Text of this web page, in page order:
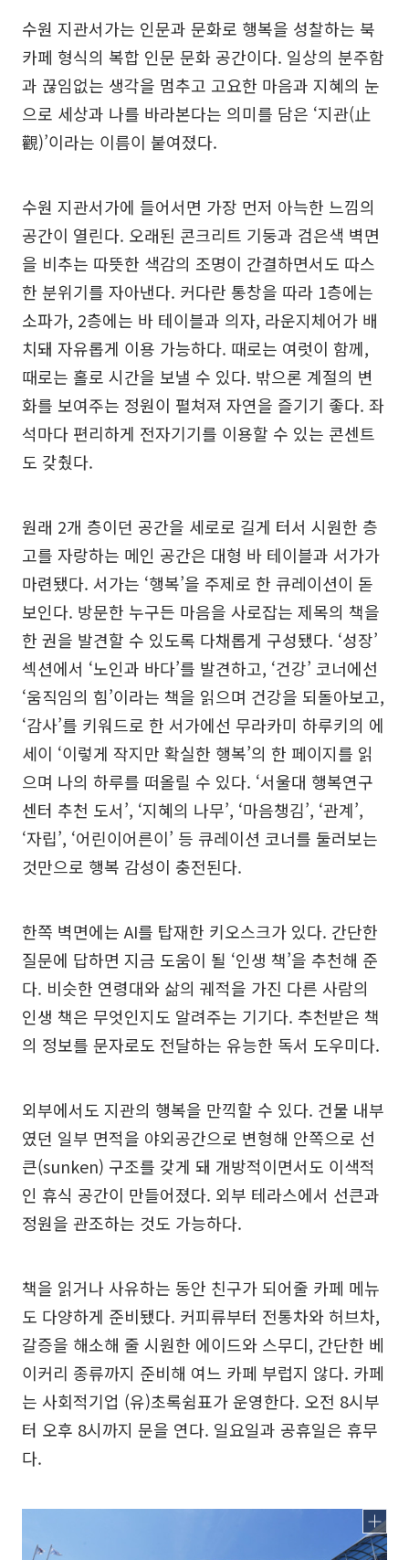
수원 지관서가는 인문과 문화로 행복을 성찰하는 북
카페 형식의 복합 인문 문화 공간이다. 일상의 분주함
과 끊임없는 생각을 멈추고 고요한 마음과 지혜의 눈
으로 세상과 나를 바라본다는 의미를 담은 ‘지관(止
觀)’이라는 이름이 붙여졌다.
수원 지관서가에 들어서면 가장 먼저 아늑한 느낌의
공간이 열린다. 오래된 콘크리트 기둥과 검은색 벽면
을 비추는 따뜻한 색감의 조명이 간결하면서도 따스
한 분위기를 자아낸다. 커다란 통창을 따라 1층에는
소파가, 2층에는 바 테이블과 의자, 라운지체어가 배
치돼 자유롭게 이용 가능하다. 때로는 여럿이 함께,
때로는 홀로 시간을 보낼 수 있다. 밖으론 계절의 변
화를 보여주는 정원이 펼쳐져 자연을 즐기기 좋다. 좌
석마다 편리하게 전자기기를 이용할 수 있는 콘센트
도 갖췄다.
원래 2개 층이던 공간을 세로로 길게 터서 시원한 층
고를 자랑하는 메인 공간은 대형 바 테이블과 서가가
마련됐다. 서가는 ‘행복’을 주제로 한 큐레이션이 돋
보인다. 방문한 누구든 마음을 사로잡는 제목의 책을
한 권을 발견할 수 있도록 다채롭게 구성됐다. ‘성장’
섹션에서 ‘노인과 바다’를 발견하고, ‘건강’ 코너에선
‘움직임의 힘’이라는 책을 읽으며 건강을 되돌아보고,
‘감사’를 키워드로 한 서가에선 무라카미 하루키의 에
세이 ‘이렇게 작지만 확실한 행복’의 한 페이지를 읽
으며 나의 하루를 떠올릴 수 있다. ‘서울대 행복연구
센터 추천 도서’, ‘지혜의 나무’, ‘마음챙김’, ‘관계’,
‘자립’, ‘어린이어른이’ 등 큐레이션 코너를 둘러보는
것만으로 행복 감성이 충전된다.
한쪽 벽면에는 AI를 탑재한 키오스크가 있다. 간단한
질문에 답하면 지금 도움이 될 ‘인생 책’을 추천해 준
다. 비슷한 연령대와 삶의 궤적을 가진 다른 사람의
인생 책은 무엇인지도 알려주는 기기다. 추천받은 책
의 정보를 문자로도 전달하는 유능한 독서 도우미다.
외부에서도 지관의 행복을 만끽할 수 있다. 건물 내부
였던 일부 면적을 야외공간으로 변형해 안쪽으로 선
큰(sunken) 구조를 갖게 돼 개방적이면서도 이색적
인 휴식 공간이 만들어졌다. 외부 테라스에서 선큰과
정원을 관조하는 것도 가능하다.
책을 읽거나 사유하는 동안 친구가 되어줄 카페 메뉴
도 다양하게 준비됐다. 커피류부터 전통차와 허브차,
갈증을 해소해 줄 시원한 에이드와 스무디, 간단한 베
이커리 종류까지 준비해 여느 카페 부럽지 않다. 카페
는 사회적기업 (유)초록쉼표가 운영한다. 오전 8시부
터 오후 8시까지 문을 연다. 일요일과 공휴일은 휴무
다.